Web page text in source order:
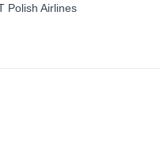
Polish Airlines